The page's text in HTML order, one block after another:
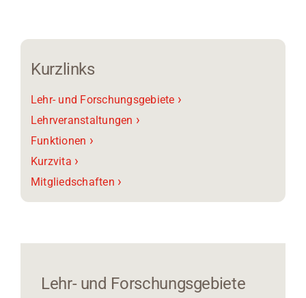
Kurzlinks
Lehr- und Forschungsgebiete ›
Lehrveranstaltungen ›
Funktionen ›
Kurzvita ›
Mitgliedschaften ›
Lehr- und Forschungsgebiete